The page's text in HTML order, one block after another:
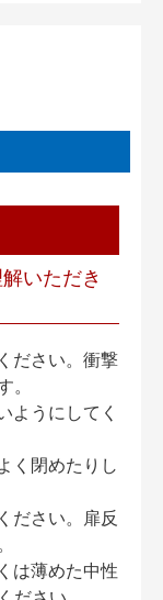
いただき
ださい。衝撃
。
ようにしてく
く閉めたりし
ださい。扉反
は薄めた中性